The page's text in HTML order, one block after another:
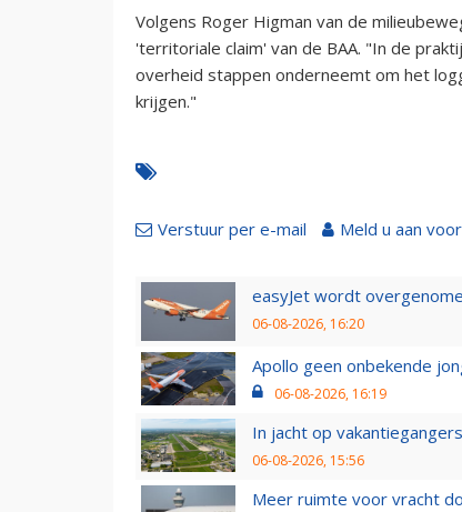
Volgens Roger Higman van de
'territoriale claim' van de BAA. "In de
overheid stappen onderneemt om het
krijgen."
Verstuur per e-mail Meld u aan
easyJet wordt
06-08-2026, 16:20
Apollo geen onbekende
06-08-2026, 16:19
In jacht op
06-08-2026, 15:56
Meer ruimte voor vracht